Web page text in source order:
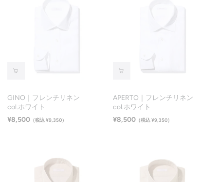
GINO｜フレンチリネン
col.ホワイト
¥8,500 （税込 ¥9,350）
APERTO｜フレンチリネン
col.ホワイト
¥8,500（税込 ¥9,350）